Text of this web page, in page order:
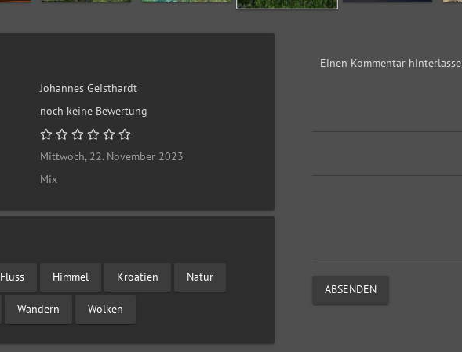
Johannes Geisthardt
noch keine Bewertung
Mittwoch, 22. November 2023
Mix
Fluss Himmel Kroatien Natur
Wandern Wolken
Einen Kommentar
ABSENDEN